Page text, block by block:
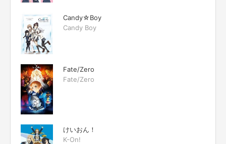
Candy☆Boy
Candy Boy
Fate/Zero
Fate/Zero
けいおん！
K-On!